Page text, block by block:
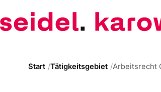
Start Tätigkeitsgebiet Arbeitsrecht